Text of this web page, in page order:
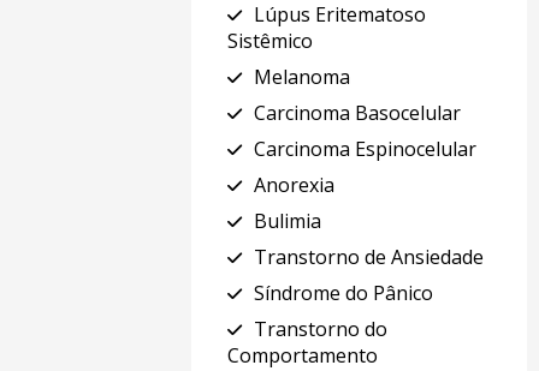
Lúpus Eritematoso
Sistêmico
Melanoma
Carcinoma Basocelular
Carcinoma Espinocelular
Anorexia
Bulimia
Transtorno de Ansiedade
Síndrome do Pânico
Transtorno do
Comportamento